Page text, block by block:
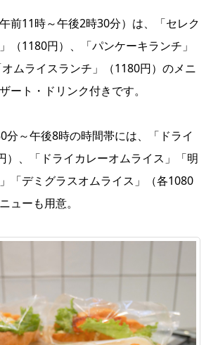
前11時～午後2時30分）は、「セレク
（1180円）、「パンケーキランチ」
オムライスランチ」（1180円）のメニ
ート・ドリンク付きです。
分～午後8時の時間帯には、「ドライ
）、「ドライカレーオムライス」「明
「デミグラスオムライス」（各1080
ューも用意。